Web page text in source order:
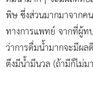
พิษ ซึ่งส่วนมากมาจากค
ทางการแพทย์ จากที่ผู้ท
ว่าการดื่มน้ำมากจะมีผ
ตึงมีน้ำมีนวล (ถ้ามีก็ไม่ม